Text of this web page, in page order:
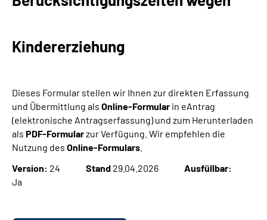
Suche
Inhalte in Gebärdensprache (DGS)
Leichte Sprache
Kindererziehung
Dieses Formular stellen wir Ihnen zur direkten Erfassung
und Übermittlung als Online-Formular in eAntrag
(elektronische Antragserfassung) und zum Herunterladen
als PDF-Formularzur Verfügung. Wir empfehlen die
Nutzung des Online-Formulars
Version: 24 Stand 29.04.2026
Ausfüllbar:
Ja